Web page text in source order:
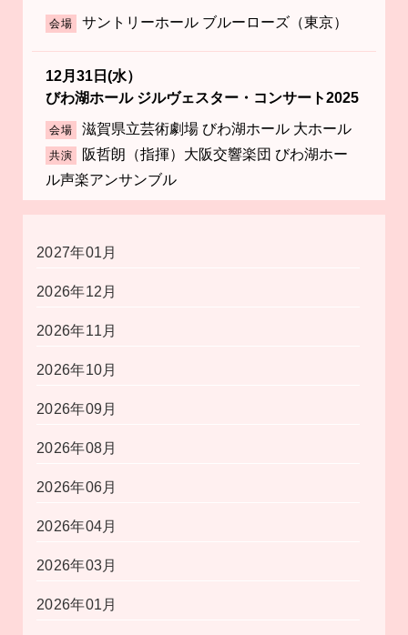
会場 サントリーホール ブルーローズ（東京）
12月31日(水）
びわ湖ホール ジルヴェスター・コンサート2025
会場 滋賀県立芸術劇場 びわ湖ホール 大ホール
共演
阪哲朗（指揮）大阪交響楽団 びわ湖ホー
ル声楽アンサンブル
2027年01月
2026年12月
2026年11月
2026年10月
2026年09月
2026年08月
2026年06月
2026年04月
2026年03月
2026年01月